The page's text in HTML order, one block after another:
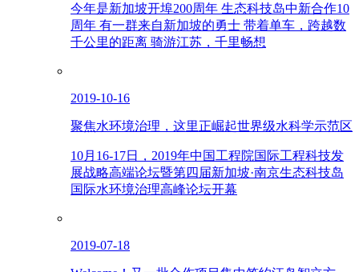
今年是新加坡开埠200周年 生态科技岛中新合作10
周年 有一群来自新加坡的勇士 带着单车，跨越数
千公里的距离 骑游江苏，千里畅想
2019-10-16
聚焦水环境治理，这里正崛起世界级水科学示范区
10月16-17日，2019年中国工程院国际工程科技发
展战略高端论坛暨第四届新加坡·南京生态科技岛
国际水环境治理高峰论坛开幕
2019-07-18